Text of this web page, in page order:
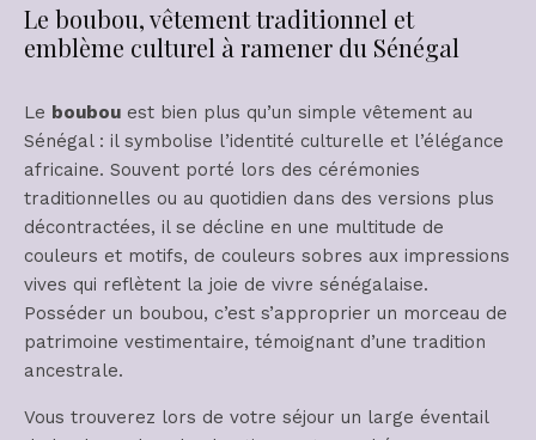
Le boubou, vêtement traditionnel et
emblème culturel à ramener du Sénégal
Le boubou est bien plus qu’un simple vêtement au
Sénégal : il symbolise l’identité culturelle et l’élégance
africaine. Souvent porté lors des cérémonies
traditionnelles ou au quotidien dans des versions plus
décontractées, il se décline en une multitude de
couleurs et motifs, de couleurs sobres aux impressions
vives qui reflètent la joie de vivre sénégalaise.
Posséder un boubou, c’est s’approprier un morceau de
patrimoine vestimentaire, témoignant d’une tradition
ancestrale.
Vous trouverez lors de votre séjour un large éventail